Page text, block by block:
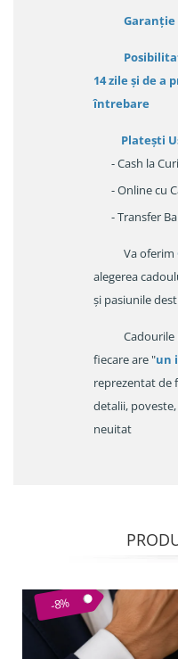
Garanție
14 zileși de a
întrebare
Platești
- Cash la
- Online cu
- Transfer
Va oferim
alegerea
și pasiunile
fiecare are "un
reprezentat de
detalii,
neuitat
-8%